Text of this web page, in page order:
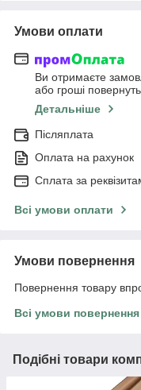
Умови оплати
Ви отримаєте
або гроші
Детальніше
Післяплата
Оплата на рахунок
Сплата за
Всі умови оплати
Умови повернення
Повернення товару
Всі умови повернення
Подібні товари